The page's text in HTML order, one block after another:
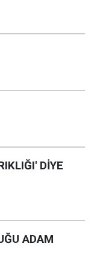
DİYE
ADAM